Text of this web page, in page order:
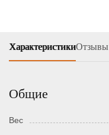
ХарактеристикиОтзывы
Общие
Вес